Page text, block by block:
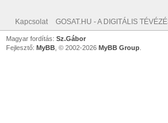
Kapcsolat GOSAT.HU - A DIGITÁLIS
Magyar fordítás: Sz.Gábor
Fejlesztő: MyBB , © 2002-2026 MyBB Group